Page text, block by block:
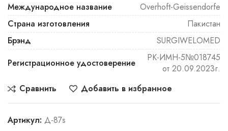
Международное название
Overhoft-Geissendorfe
Страна изготовления
Пакистан
Брэнд
SURGIWELOMED
Регистрационное удостоверение
РК-ИМН-5№018745
от 20.09.2023г.
Сравнить
Добавить в избранное
Артикул: Д-87s